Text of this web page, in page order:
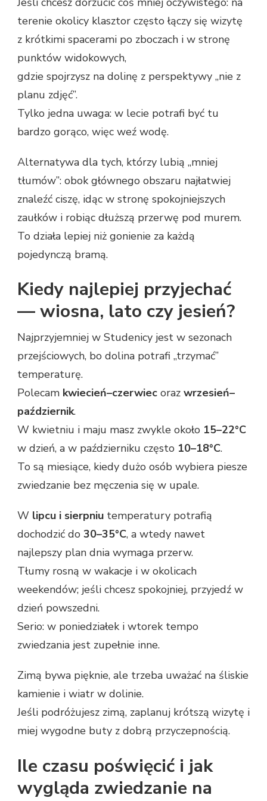
terenie okolicy klasztor często łączy się wizytę
z krótkimi spacerami po zboczach i w stronę
punktów widokowych,
gdzie spojrzysz na dolinę z perspektywy „nie z
planu zdjęć”.
Tylko jedna uwaga: w lecie potrafi być tu
bardzo gorąco, więc weź wodę.
Alternatywa dla tych, którzy lubią „mniej
tłumów”: obok głównego obszaru najłatwiej
znaleźć ciszę, idąc w stronę spokojniejszych
zaułków i robiąc dłuższą przerwę pod murem.
To działa lepiej niż gonienie za każdą
pojedynczą bramą.
Kiedy najlepiej przyjechać
— wiosna, lato czy jesień?
Najprzyjemniej w Studenicy jest w sezonach
przejściowych, bo dolina potrafi „trzymać”
temperaturę.
Polecam kwiecień–czerwiec oraz wrzesień–
październik.
W kwietniu i maju masz zwykle około 15–22°C
w dzień, a w październiku często 10–18°C.
To są miesiące, kiedy dużo osób wybiera piesze
zwiedzanie bez męczenia się w upale.
W lipcu i sierpniu temperatury potrafią
dochodzić do 30–35°C, a wtedy nawet
najlepszy plan dnia wymaga przerw.
Tłumy rosną w wakacje i w okolicach
weekendów; jeśli chcesz spokojniej, przyjedź w
dzień powszedni.
Serio: w poniedziałek i wtorek tempo
zwiedzania jest zupełnie inne.
Zimą bywa pięknie, ale trzeba uważać na śliskie
kamienie i wiatr w dolinie.
Jeśli podróżujesz zimą, zaplanuj krótszą wizytę i
miej wygodne buty z dobrą przyczepnością.
Ile czasu poświęcić i jak
wygląda zwiedzanie na